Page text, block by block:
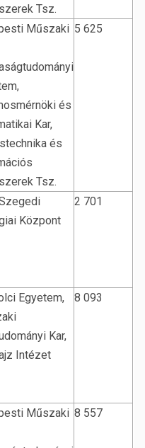
Tsz.
Műszaki
és
Kar,
és
Tsz.
5 625
Központ
2 701
Egyetem,
Kar,
Intézet
8 093
Műszaki 8 557